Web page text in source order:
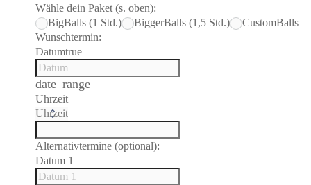
Wähle dein Paket (s. oben):
BigBalls (1 Std.)
BiggerBalls (1,5 Std.)
CustomBalls
Wunschtermin:
Datumtrue
date_range
Uhrzeit
Alternativtermine (optional):
Datum 1